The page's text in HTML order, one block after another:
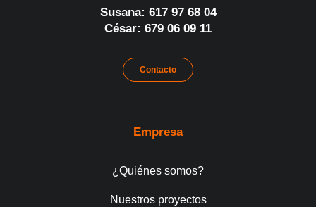
Susana: 617 97 68 04
César: 679 06 09 11
Contacto
Empresa
¿Quiénes somos?
Nuestros proyectos